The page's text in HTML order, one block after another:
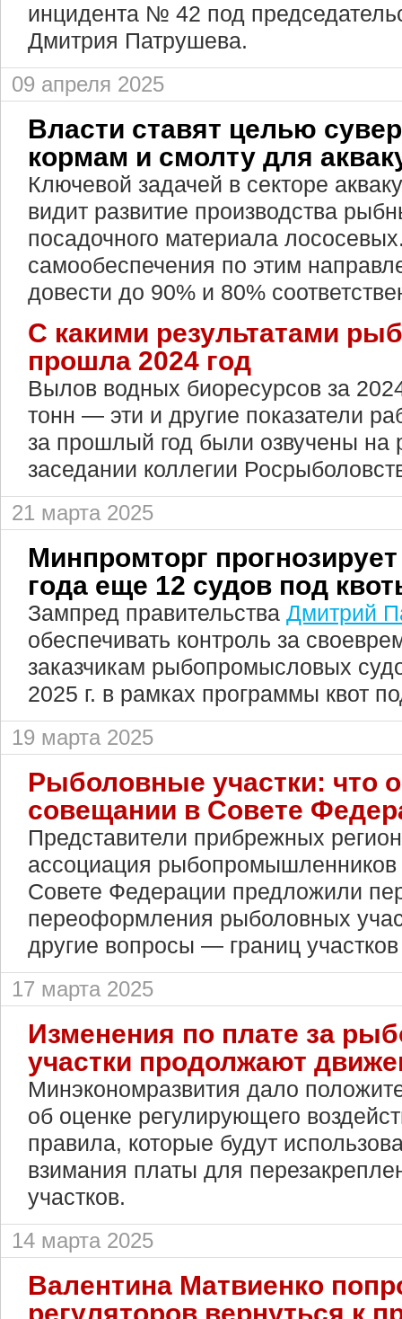
инцидента № 42 под
Дмитрия Патрушева.
09 апреля 2025
Власти ставят целью
кормам и смолту для
Ключевой задачей в секторе
видит развитие производства
посадочного материала
самообеспечения по этим
довести до 90% и 80%
С какими результатами
прошла 2024 год
Вылов водных биоресурсов за
тонн — эти и другие показатели
за прошлый год были озвучены на
заседании коллегии
21 марта 2025
Минпромторг
года еще 12 судов под
Зампред правительства Дмитрий
обеспечивать контроль за
заказчикам рыбопромысловых
2025 г. в рамках программы квот
19 марта 2025
Рыболовные участки: что
совещании в Совете
Представители прибрежных
ассоциация
Совете Федерации предложили
переоформления рыболовных
другие вопросы — границ
17 марта 2025
Изменения по плате за
участки продолжают
Минэкономразвития дало
об оценке регулирующего
правила, которые будут
взимания платы для
участков.
14 марта 2025
Валентина Матвиенко